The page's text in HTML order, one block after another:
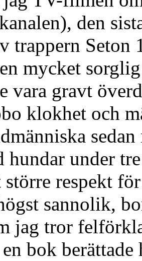
den
trappern
mycket
vara gravt
klokhet och
hundar under
respekt
sannolik,
jag tror
bok